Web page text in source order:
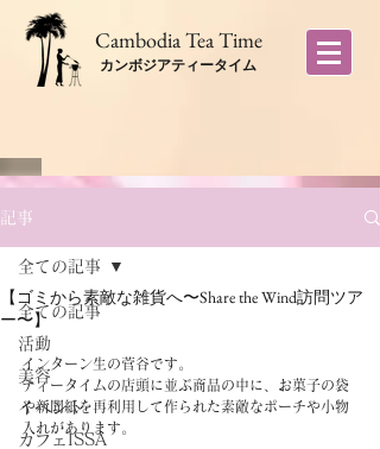
​Cambodia Tea Time
カンボジアティータイム
記事
全ての記事
活動
美容
イベント
カフェISSA
全ての記事
【ゴミから素敵な雑貨へ〜Share the Wind訪問ツア
ー〜】
インターン生の菅谷です。
ティータイムの店頭に並ぶ商品の中に、お菓子の袋
や新聞紙を再利用して作られた素敵なポーチや小物
入れがあります。